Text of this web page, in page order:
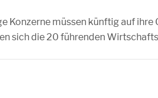
Konzerne müssen künftig auf
sich die 20 führenden